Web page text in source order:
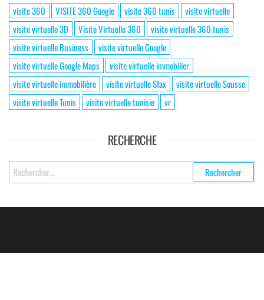
visite 360
VISITE 360 Google visite 360 tunis
visite virtuelle
visite virtuelle 3D
Visite Virtuelle 360
visite virtuelle 360 tunis
visite virtuelle Business
visite virtuelle Google
visite virtuelle Google Maps
visite virtuelle immobilier
visite virtuelle immobilière
visite virtuelle Sfax
visite virtuelle Sousse
visite virtuelle Tunis
visite virtuelle tunisie vr
RECHERCHE
Rechercher
: